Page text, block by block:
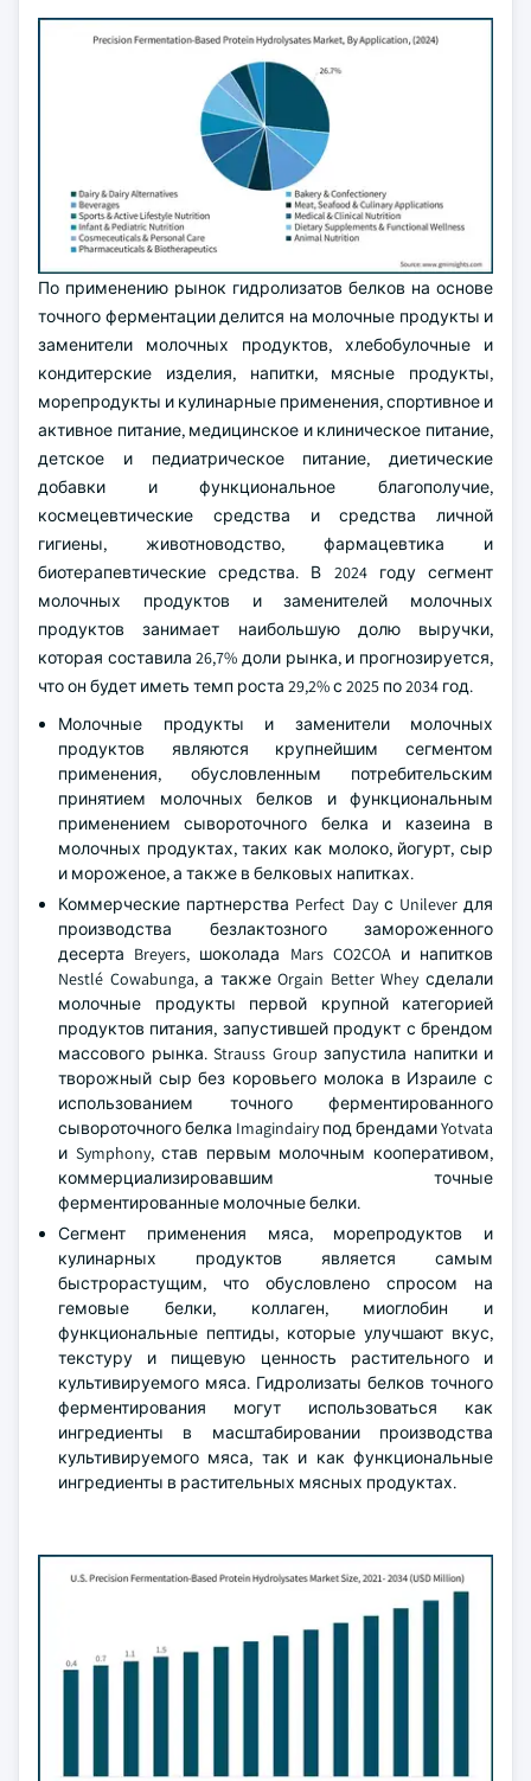
По применению рынок гидролизатов белков на основе
точного ферментации делится на молочные продукты и
заменители молочных продуктов, хлебобулочные и
кондитерские изделия, напитки, мясные продукты,
морепродукты и кулинарные применения, спортивное и
активное питание, медицинское и клиническое питание,
детское и педиатрическое питание, диетические
добавки и функциональное благополучие,
космецевтические средства и средства личной
гигиены, животноводство, фармацевтика и
биотерапевтические средства. В 2024 году сегмент
молочных продуктов и заменителей молочных
продуктов занимает наибольшую долю выручки,
которая составила 26,7% доли рынка, и прогнозируется,
что он будет иметь темп роста 29,2% с 2025 по 2034 год.
Молочные продукты и заменители молочных
продуктов являются крупнейшим сегментом
применения, обусловленным потребительским
принятием молочных белков и функциональным
применением сывороточного белка и казеина в
молочных продуктах, таких как молоко, йогурт, сыр
и мороженое, а также в белковых напитках.
Коммерческие партнерства Perfect Day с Unilever для
производства безлактозного замороженного
десерта Breyers, шоколада Mars CO2COA и напитков
Nestlé Cowabunga, а также Orgain Better Whey сделали
молочные продукты первой крупной категорией
продуктов питания, запустившей продукт с брендом
массового рынка. Strauss Group запустила напитки и
творожный сыр без коровьего молока в Израиле с
использованием точного ферментированного
сывороточного белка Imagindairy под брендами Yotvata
и Symphony, став первым молочным кооперативом,
коммерциализировавшим точные
ферментированные молочные белки.
Сегмент применения мяса, морепродуктов и
кулинарных продуктов является самым
быстрорастущим, что обусловлено спросом на
гемовые белки, коллаген, миоглобин и
функциональные пептиды, которые улучшают вкус,
текстуру и пищевую ценность растительного и
культивируемого мяса. Гидролизаты белков точного
ферментирования могут использоваться как
ингредиенты в масштабировании производства
культивируемого мяса, так и как функциональные
ингредиенты в растительных мясных продуктах.